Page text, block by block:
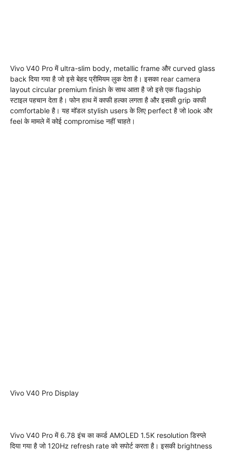
Vivo V40 Pro में ultra-slim body, metallic frame और curved glass
back दिया गया है जो इसे बेहद प्रीमियम लुक देता है। इसका rear camera
layout circular premium finish के साथ आता है जो इसे एक flagship
स्टाइल पहचान देता है। फोन हाथ में काफी हल्का लगता है और इसकी grip काफी
comfortable है। यह मॉडल stylish users के लिए perfect है जो look और
feel के मामले में कोई compromise नहीं चाहते।
Vivo V40 Pro Display
Vivo V40 Pro में 6.78 इंच का कर्व्ड AMOLED 1.5K resolution डिस्प्ले
दिया गया है जो 120Hz refresh rate को सपोर्ट करता है। इसकी brightness